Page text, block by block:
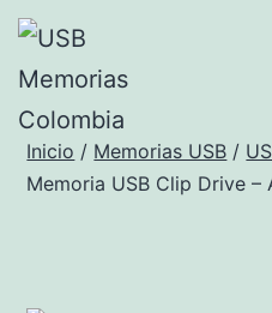
Saltar
USB
Memorias
Colombia
Inicio / Memorias USB /
Memoria USB Clip Drive –